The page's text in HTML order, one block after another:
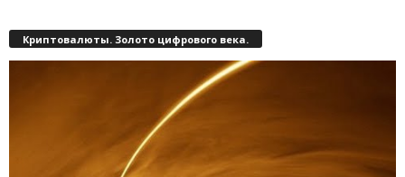
Криптовалюты. Золото цифрового века.